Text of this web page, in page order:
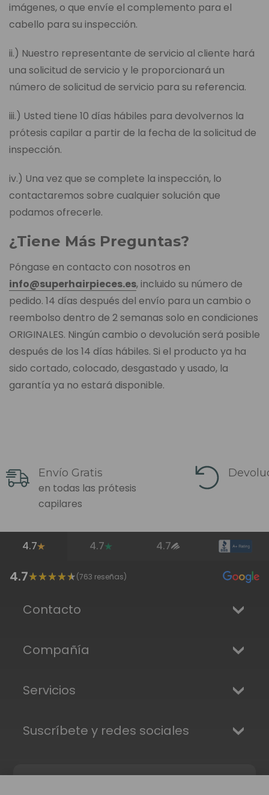
imágenes, o que envíe el complemento para el
cabello para su inspección.
ii.) Nuestro representante de servicio al cliente hará
una solicitud de servicio y le proporcionará un
número de solicitud de servicio para su referencia.
iii.) Usted tiene 10 días hábiles para devolvernos la
prótesis capilar a partir de la fecha de la solicitud de
inspección.
iv.) Una vez que se complete la inspección, lo
contactaremos sobre cualquier solución que
podamos ofrecerle.
¿Tiene Más Preguntas?
Póngase en contacto con nosotros en
info@superhairpieces.es, incluido su número de
pedido. 14 días después del envío para un cambio o
reembolso dentro de 2 semanas solo en condiciones
ORIGINALES. Ningún cambio o devolución será posible
después de los 14 días hábiles. Si el producto ya ha
sido cortado, colocado, desgastado y usado, la
garantía ya no estará disponible.
Envío Gratis
en todas las prótesis
capilares
4.7 4.7 4.7
4.7 (763 reseñas)
Contacto
Compañía
Servicios
Suscríbete y redes sociales